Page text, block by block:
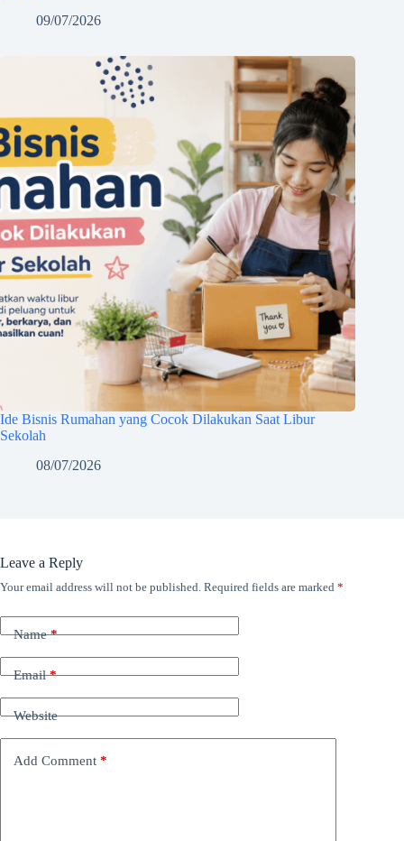
09/07/2026
Ide Bisnis Rumahan yang Cocok Dilakukan Saat Libur
Sekolah
08/07/2026
Leave a Reply
Your email address will not be published. Required fields are marked *
Name*
Email*
Website
Add Comment *